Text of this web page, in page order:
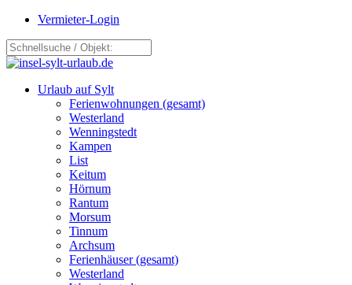
Vermieter-Login
Urlaub auf Sylt
Ferienwohnungen (gesamt)
Westerland
Wenningstedt
Kampen
List
Keitum
Hörnum
Rantum
Morsum
Tinnum
Archsum
Ferienhäuser (gesamt)
Westerland